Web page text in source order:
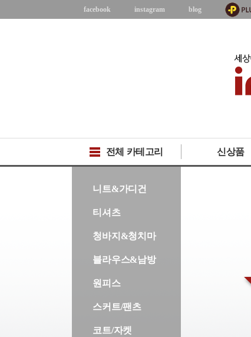
facebook instagram blog
전체 카테고리 신상품
니트&가디건
티셔츠
청바지&청치마
블라우스&남방
원피스
스커트/팬츠
코트/자켓